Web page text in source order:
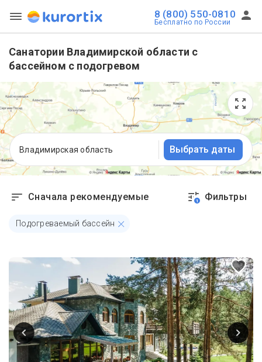
8 (800) 550-0810
Бесплатно по России
Санатории Владимирской области с
бассейном с подогревом
Владимирская область Выбрать даты
Сначала рекомендуемые 1 Фильтры
Подогреваемый бассейн